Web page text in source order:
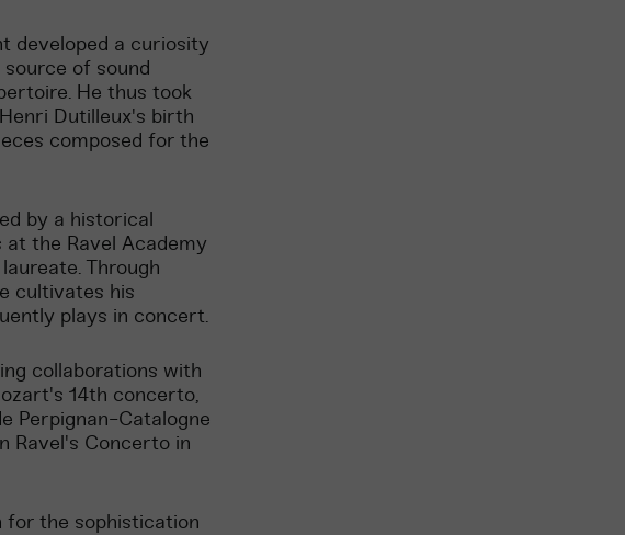
developed a curiosity
of sound
He thus took
Dutilleux's birth
composed for the
by a historical
the Ravel Academy
Through
cultivates his
plays in concert.
collaborations with
14th concerto,
Perpignan-Catalogne
Ravel's Concerto in
for the sophistication